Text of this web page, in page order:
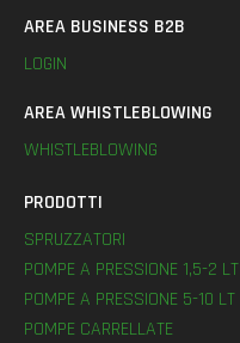
AREA BUSINESS B2B
LOGIN
AREA WHISTLEBLOWING
WHISTLEBLOWING
PRODOTTI
SPRUZZATORI
POMPE A PRESSIONE 1,5-2 LT
POMPE A PRESSIONE 5-10 LT
POMPE CARRELLATE